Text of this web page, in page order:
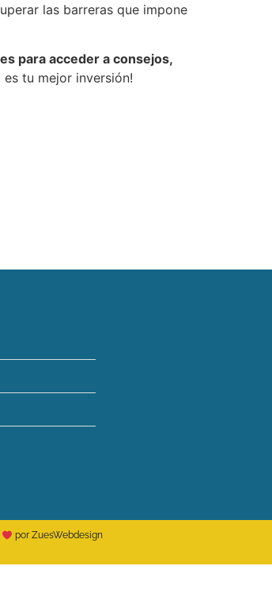
las barreras que impone
para acceder a consejos,
es tu mejor inversión!
por ZuesWebdesign